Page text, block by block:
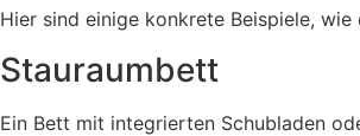
Hier sind einige konkrete Beispiele,
Stauraumbett
Ein Bett mit integrierten Schubladen